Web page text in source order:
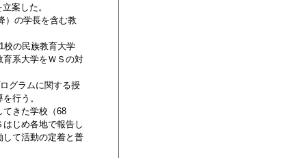
案した。
）の学長を含む教
校の民族教育大学
育系大学をＷＳの対
グラムに関する授
行う。
てきた学校（68
じめ各地で報告し
して活動の定着と普